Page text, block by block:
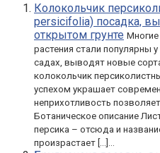
Колокольчик
persicifolia) посадка,
открытом грунте
растения стали популярны
садах, выводят новые
колокольчик
успехом украшает
неприхотливость
Ботаническое описание
персика – отсюда и
произрастает […]...